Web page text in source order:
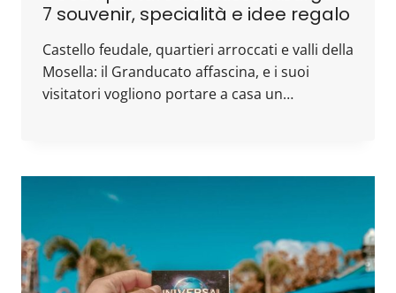
7 souvenir, specialità e idee regalo
Castello feudale, quartieri arroccati e valli della
Mosella: il Granducato affascina, e i suoi
visitatori vogliono portare a casa un…